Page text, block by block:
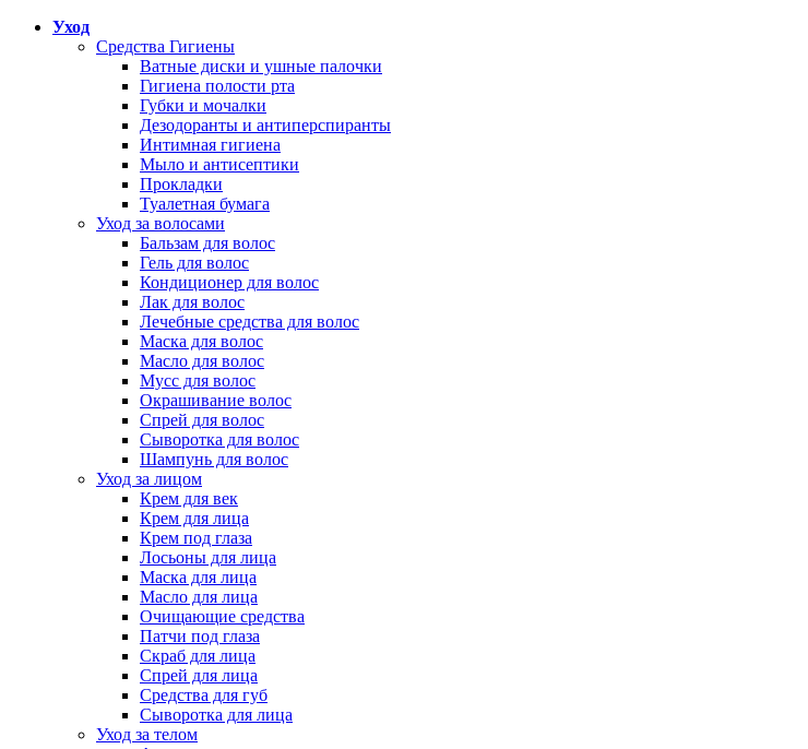
Уход
Средства Гигиены
Ватные диски и ушные палочки
Гигиена полости рта
Губки и мочалки
Дезодоранты и антиперспиранты
Интимная гигиена
Мыло и антисептики
Прокладки
Туалетная бумага
Уход за волосами
Бальзам для волос
Гель для волос
Кондиционер для волос
Лак для волос
Лечебные средства для волос
Маска для волос
Масло для волос
Мусс для волос
Окрашивание волос
Спрей для волос
Сыворотка для волос
Шампунь для волос
Уход за лицом
Крем для век
Крем для лица
Крем под глаза
Лосьоны для лица
Маска для лица
Масло для лица
Очищающие средства
Патчи под глаза
Скраб для лица
Спрей для лица
Средства для губ
Сыворотка для лица
Уход за телом